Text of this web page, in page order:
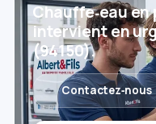
Chauffe‑eau en
intervient en
(94150).
Contactez‑nous